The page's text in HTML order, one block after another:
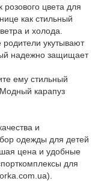
цвета для
как стильный
и холода.
укутывают
надежно защищает
ему стильный
карапуз
и
одежды для детей
цена и удобные
для